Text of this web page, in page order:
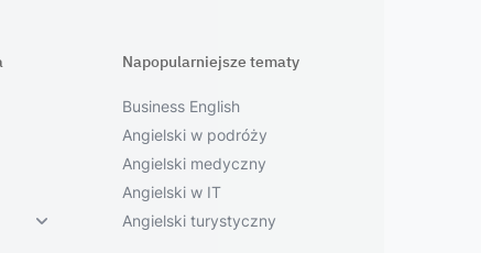
Napopularniejsze tematy
Business English
Angielski w podróży
Angielski medyczny
Angielski w IT
Angielski turystyczny